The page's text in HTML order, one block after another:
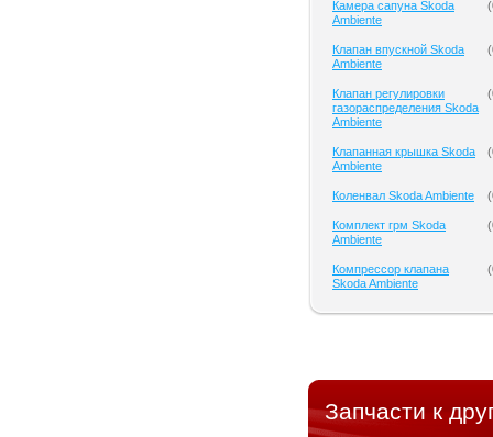
Камера сапуна Skoda
Ambiente
(
Клапан впускной Skoda
Ambiente
(
Клапан регулировки
газораспределения Skoda
Ambiente
(
Клапанная крышка Skoda
Ambiente
(
Коленвал Skoda Ambiente (
Комплект грм Skoda
Ambiente
(
Компрессор клапана
Skoda Ambiente
(
Запчасти к